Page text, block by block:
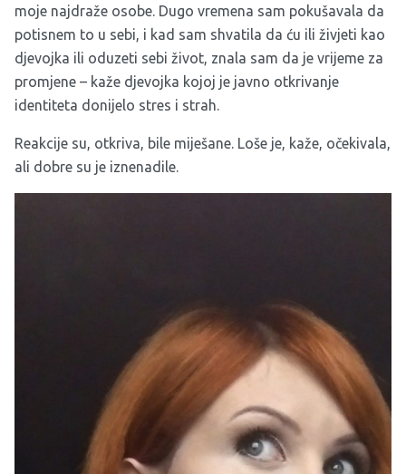
moje najdraže osobe. Dugo vremena sam pokušavala da
potisnem to u sebi, i kad sam shvatila da ću ili živjeti kao
djevojka ili oduzeti sebi život, znala sam da je vrijeme za
promjene – kaže djevojka kojoj je javno otkrivanje
identiteta donijelo stres i strah.
Reakcije su, otkriva, bile miješane. Loše je, kaže, očekivala,
ali dobre su je iznenadile.